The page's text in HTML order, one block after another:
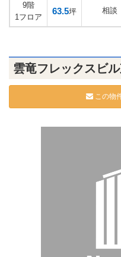
9階
1フロア
63.5坪 相談
雲竜フレックスビ
この物